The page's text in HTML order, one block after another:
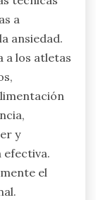
a
ansiedad.
a los atletas
y
efectiva.
el